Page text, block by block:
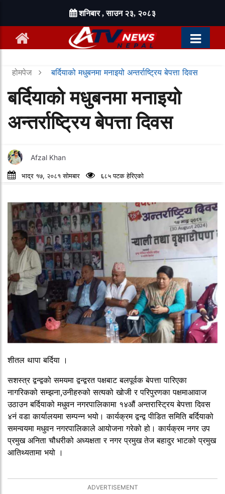
शनिबार , साउन २३, २०८३
होमपेज बर्दियाको मधुबनमा मनाइयो अन्तर्राष्ट्रिय बेपत्ता दिवस
बर्दियाको मधुबनमा मनाइयो
अन्तर्राष्ट्रिय बेपत्ता दिवस
Afzal Khan
भाद्र १७, २०८१ सोमबार ६८५ पटक हेरिएको
शीतल थापा बर्दिया ।
सशस्त्र द्वन्द्वको समयमा द्वन्द्वरत पक्षबाट बलपूर्वक बेपत्ता पारिएका
नागरिकको सम्झना,उनीहरुको सत्यको खोजी र परिपुरणका पक्षमाआवाज
उठाउन बर्दियाको मधुवन नगरपालिकामा १४औं अन्तरास्ट्रिय बेपत्ता दिवस
४नं वडा कार्यालयमा सम्पन्न भयो। कार्यक्रम द्वन्द्व पीडित समिति बर्दियाको
समन्वयमा मधुवन नगरपालिकाले आयोजना गरेको हो। कार्यक्रम नगर उप
प्रमुख अनिता चौधरीको अध्यक्षता र नगर प्रमुख तेज बहादुर भाटको प्रमुख
आतिथ्यतामा भयो ।